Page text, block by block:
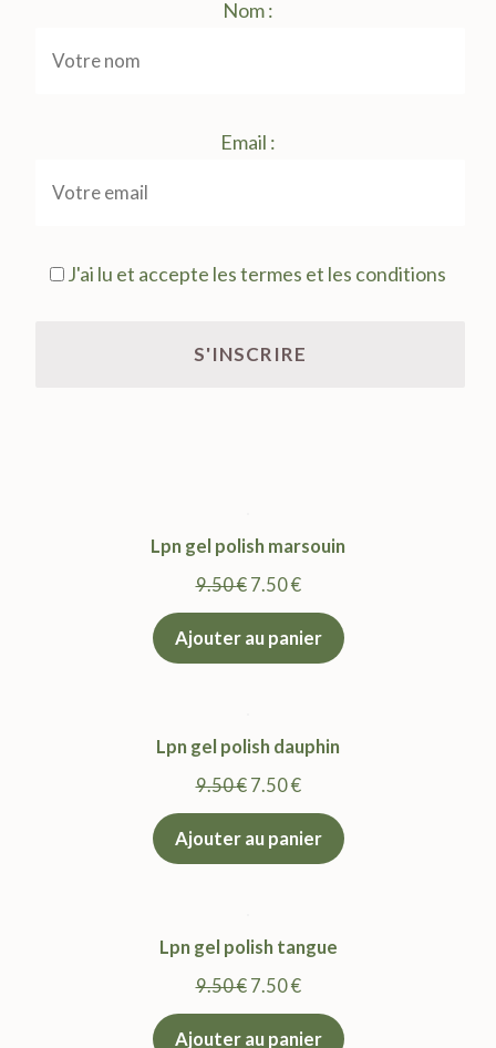
Nom :
Email :
J'ai lu et accepte les termes et les conditions
Lpn gel polish marsouin
9.50€ Le
prix
initial
était :
7.50€Le
prix
actuel
est :
Ajouter au panier
Lpn gel polish dauphin
9.50€ Le
prix
initial
était :
7.50€Le
prix
actuel
est :
Ajouter au panier
Lpn gel polish tangue
9.50€ Le
prix
initial
7.50€Le
prix
actuel
Ajouter au panier